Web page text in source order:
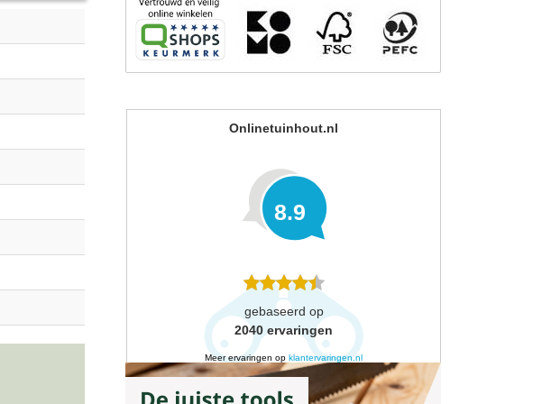
Onlinetuinhout.nl
8.9
gebaseerd op
2040 ervaringen
Meer ervaringen op klantervaringen.nl